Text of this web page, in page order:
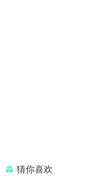
猜你喜欢